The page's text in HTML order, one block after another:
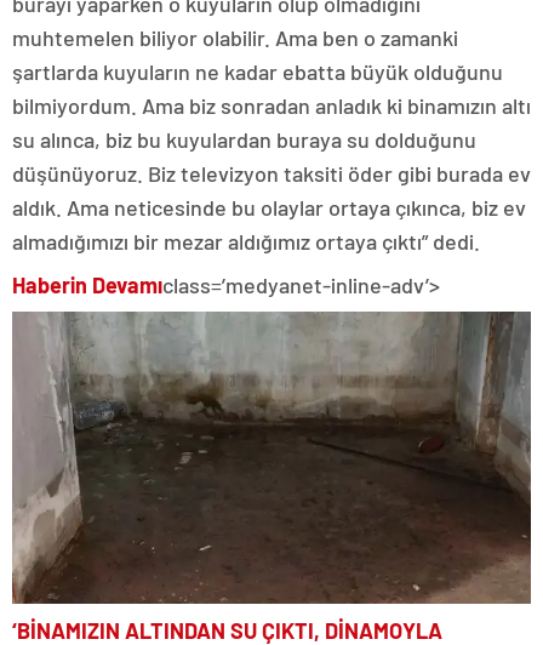
muhtemelen biliyor olabilir. Ama ben o zamanki
şartlarda kuyuların ne kadar ebatta büyük olduğunu
bilmiyordum. Ama biz sonradan anladık ki binamızın altı
su alınca, biz bu kuyulardan buraya su dolduğunu
düşünüyoruz. Biz televizyon taksiti öder gibi burada ev
aldık. Ama neticesinde bu olaylar ortaya çıkınca, biz ev
almadığımızı bir mezar aldığımız ortaya çıktı” dedi.
Haberin Devamıclass=’medyanet-inline-adv’>
‘BİNAMIZIN ALTINDAN SU ÇIKTI, DİNAMOYLA